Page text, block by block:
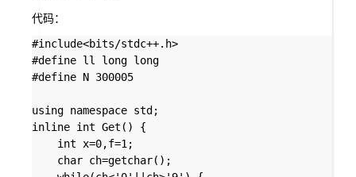
代码：
#include<bits/stdc++.h>
#define ll long long
#define N 300005
using namespace std;
inline int Get() {